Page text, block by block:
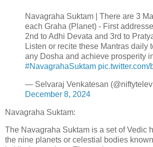
Navagraha Suktam | There are 3
each Graha (Planet) - First
2nd to Adhi Devata and 3rd to
Listen or recite these Mantras daily
any Dosha and achieve prosperity
#NavagrahaSuktam
— Selvaraj Venkatesan
December 8, 2024
Navagraha Suktam:
The Navagraha Suktam is a set of Vedic
the nine planets or celestial bodies